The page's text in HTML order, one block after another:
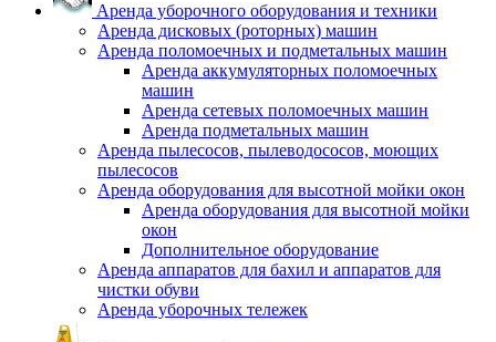
Аренда уборочного оборудования и техники
Аренда дисковых (роторных) машин
Аренда поломоечных и подметальных машин
Аренда аккумуляторных поломоечных
машин
Аренда сетевых поломоечных машин
Аренда подметальных машин
Аренда пылесосов, пылеводососов, моющих
пылесосов
Аренда оборудования для высотной мойки окон
Аренда оборудования для высотной мойки
окон
Дополнительное оборудование
Аренда аппаратов для бахил и аппаратов для
чистки обуви
Аренда уборочных тележек